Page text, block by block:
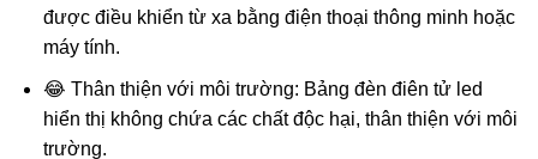
được điều khiển từ xa bằng điện thoại thông minh hoặc
máy tính.
😂 Thân thiện với môi trường: Bảng đèn điên tử led
hiển thị không chứa các chất độc hại, thân thiện với môi
trường.